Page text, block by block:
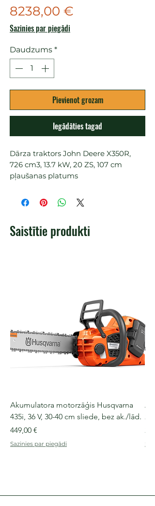
8238,00 €
Sazinies par piegādi
Daudzums *
Pievienot grozam
Iegādāties tagad
Dārza traktors John Deere X350R,
726 cm3, 13.7 kW, 20 ZS, 107 cm
pļaušanas platums
Saistītie produkti
Akumulatora motorzāģis Husqvarna
435i, 36 V, 30-40 cm sliede, bez ak./lād.
Cena
449,00 €
Sazinies par piegādi